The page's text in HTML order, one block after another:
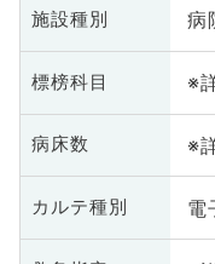
施設種別 病
標榜科目 ※
病床数 ※
カルテ種別 電